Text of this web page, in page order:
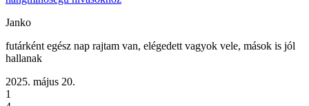
Janko
futárként egész nap rajtam van, elégedett vagyok vele, mások is jól
hallanak
2025. május 20.
1